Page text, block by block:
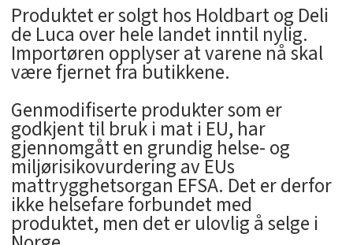
Produktet er solgt hos Holdbart og Deli
de Luca over hele landet inntil nylig.
Importøren opplyser at varene nå skal
være fjernet fra butikkene.
Genmodifiserte produkter som er
godkjent til bruk i mat i EU, har
gjennomgått en grundig helse- og
miljørisikovurdering av EUs
mattrygghetsorgan EFSA. Det er derfor
ikke helsefare forbundet med
produktet, men det er ulovlig å selge i